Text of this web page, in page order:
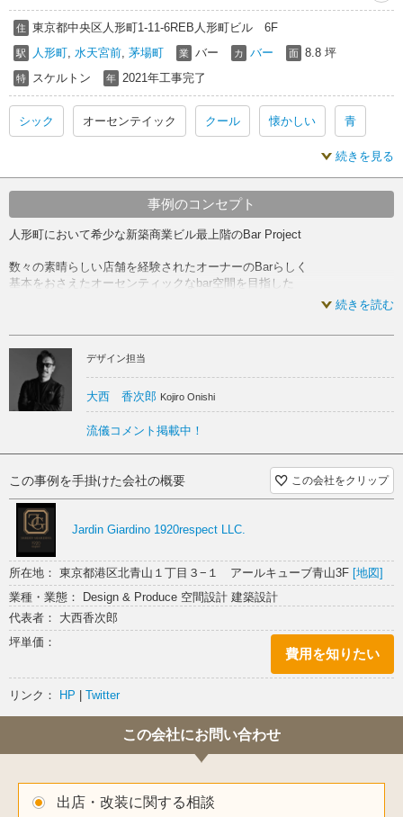
住 東京都中央区人形町1-11-6REB人形町ビル 6F
駅 人形町 水天宮前 茅場町 業 バー カ バー 面 8.8 坪
特 スケルトン 年 2021年工事完了
シック オーセンテイック クール 懐かしい 青
懐かしい 内装
レッド 内装 シック スケルトン
クール スケルトン 懐かしい スケルトン 青 スケルトン
レッド スケルトン
続きを見る
事例のコンセプト
人形町において希少な新築商業ビル最上階のBar Project
数々の素晴らしい店舗を経験されたオーナーのBarらしく
基本をおさえたオーセンティックなbar空間を目指した
を演出
カウンター席位置や顧客とバーテンダーとの間合いを
絶妙に配慮した空間構成によって顧客は自分だけの
特別なBar空間へと誘われる
Nuit とは フランス語で 夜 を意味する
静かな時代錯誤の協奏曲を奏でる粋なBar空間となった
続きを読む
デザイン担当
大西 香次郎 Kojiro Onishi
流儀コメント掲載中！
この事例を手掛けた会社の概要 この会社をクリップ
Jardin Giardino 1920respect LLC.
所在地： 東京都港区北青山１丁目３−１ アールキューブ青山3F [地図]
業種・業態： Design & Produce 空間設計 建築設計
代表者： 大西香次郎
坪単価：
費用を知りたい
リンク： HP | Twitter
この会社にお問い合わせ
出店・改装に関する相談